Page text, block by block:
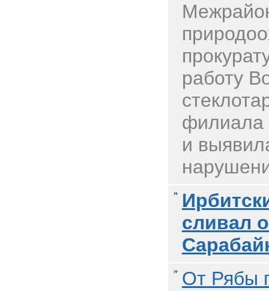
работу
филиала
и
сливал
От Рябы